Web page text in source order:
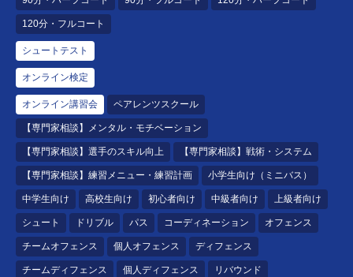
120分・フルコート
シュートテスト
オンライン検定
オンライン講習会 ペアレンツスクール
【専門家相談】メンタル・モチベーション
【専門家相談】選手のスキル向上 【専門家相談】戦術・システム
【専門家相談】練習メニュー・練習計画 小学生向け（ミニバス）
中学生向け 高校生向け 初心者向け 中級者向け 上級者向け
シュート ドリブル パス コーディネーション オフェンス
チームオフェンス 個人オフェンス ディフェンス
チームディフェンス 個人ディフェンス リバウンド